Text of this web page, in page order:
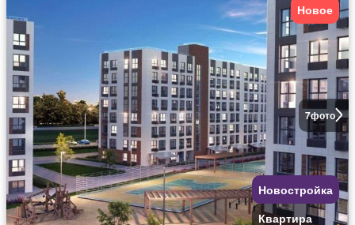
7фото
Новое
Новостройка
Квартира